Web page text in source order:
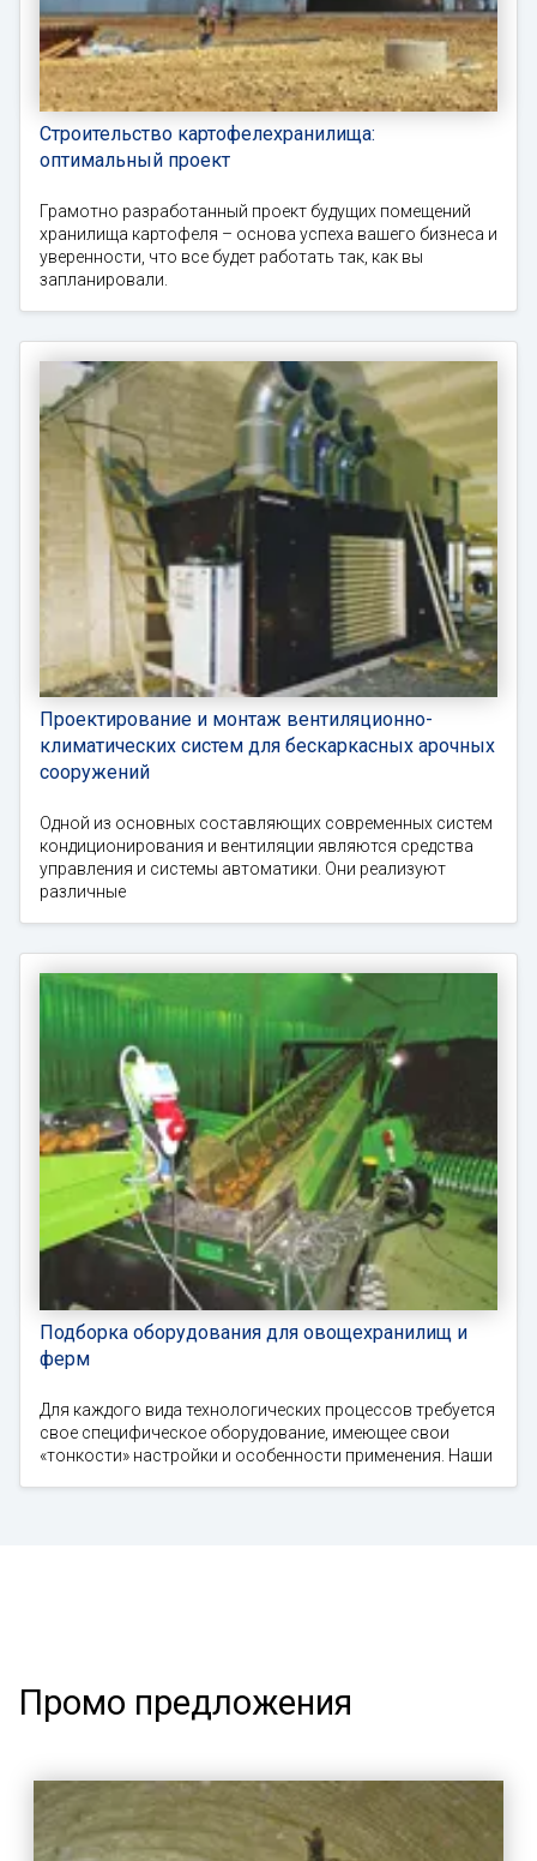
Строительство картофелехранилища:
оптимальный проект
Грамотно разработанный проект будущих помещений
хранилища картофеля – основа успеха вашего бизнеса и
уверенности, что все будет работать так, как вы
запланировали.
Проектирование и монтаж вентиляционно-
климатических систем для бескаркасных арочных
сооружений
Одной из основных составляющих современных систем
кондиционирования и вентиляции являются средства
управления и системы автоматики. Они реализуют
различные
Подборка оборудования для овощехранилищ и
ферм
Для каждого вида технологических процессов требуется
свое специфическое оборудование, имеющее свои
«тонкости» настройки и особенности применения. Наши
Промо предложения